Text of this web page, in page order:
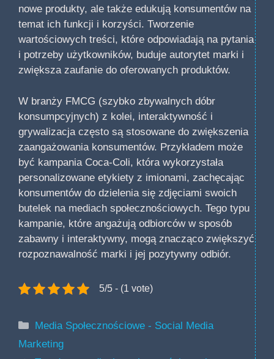
nowe produkty, ale także edukują konsumentów na
temat ich funkcji i korzyści. Tworzenie
wartościowych treści, które odpowiadają na pytania
i potrzeby użytkowników, buduje autorytet marki i
zwiększa zaufanie do oferowanych produktów.
W branży FMCG (szybko zbywalnych dóbr
konsumpcyjnych) z kolei, interaktywność i
grywalizacja często są stosowane do zwiększenia
zaangażowania konsumentów. Przykładem może
być kampania Coca-Coli, która wykorzystała
personalizowane etykiety z imionami, zachęcając
konsumentów do dzielenia się zdjęciami swoich
butelek na mediach społecznościowych. Tego typu
kampanie, które angażują odbiorców w sposób
zabawny i interaktywny, mogą znacząco zwiększyć
rozpoznawalność marki i jej pozytywny odbiór.
5/5 - (1 vote)
Kategorie
Media Społecznościowe - Social Media
Marketing